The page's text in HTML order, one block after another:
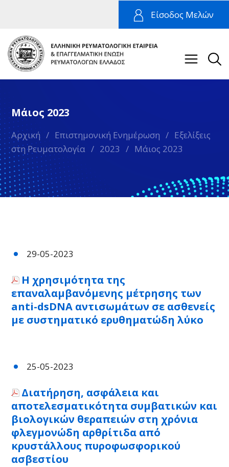
Είσοδος Μελών
Μάιος 2023
Αρχική / Επιστημονική Ενημέρωση / Εξελίξεις
στη Ρευματολογία / 2023 / Μάιος 2023
29-05-2023
Η χρησιμότητα της
επαναλαμβανόμενης μέτρησης των
anti-dsDNA αντισωμάτων σε ασθενείς
με συστηματικό ερυθηματώδη λύκο
25-05-2023
Διατήρηση, ασφάλεια και
αποτελεσματικότητα συμβατικών και
βιολογικών θεραπειών στη χρόνια
φλεγμονώδη αρθρίτιδα από
κρυστάλλους πυροφωσφορικού
ασβεστίου